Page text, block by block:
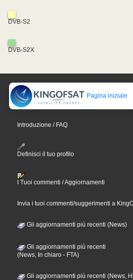
DVB-S2
DVB-S2X
Pagina iniziale
Introduzione / FAQ
Definisci il tuo profilo
I Tuoi commenti / Aggiornamenti
Invia i tuoi commenti/suggerimenti a
Gli aggiornamenti più recenti (News)
Gli aggiornamenti più recenti
(News, In chiaro - FTA)
Gli aggiornamenti più recenti (News,